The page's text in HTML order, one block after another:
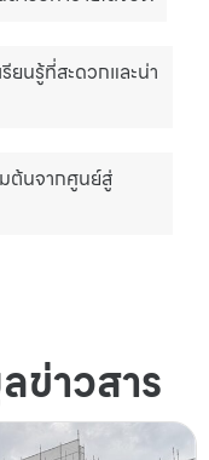
ยนรู้ที่สะดวกและน่า
ต้นจากศูนย์สู่
ข่าวสาร